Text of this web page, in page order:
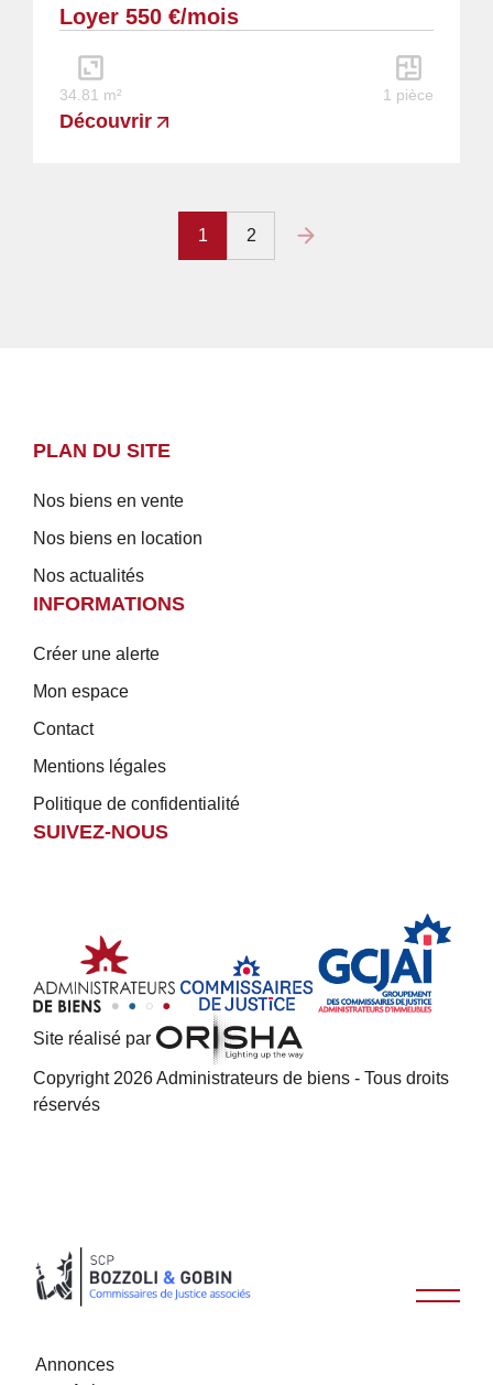
et du centre ville (étage n°2/5 par...
Loyer 550 €/mois
34.81 m² 1 pièce
Découvrir
1 2
PLAN DU SITE
Nos biens en vente
Nos biens en location
Nos actualités
INFORMATIONS
Créer une alerte
Mon espace
Contact
Mentions légales
Politique de confidentialité
SUIVEZ-NOUS
Site réalisé par
Copyright 2026 Administrateurs de biens - Tous droits
réservés
Annonces